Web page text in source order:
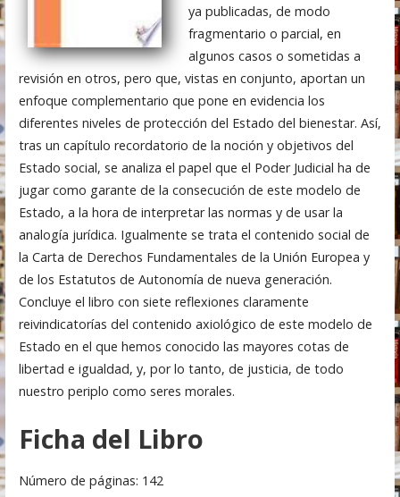
ya publicadas, de modo
fragmentario o parcial, en
algunos casos o sometidas a
revisión en otros, pero que, vistas en conjunto, aportan un
enfoque complementario que pone en evidencia los
diferentes niveles de protección del Estado del bienestar. Así,
tras un capítulo recordatorio de la noción y objetivos del
Estado social, se analiza el papel que el Poder Judicial ha de
jugar como garante de la consecución de este modelo de
Estado, a la hora de interpretar las normas y de usar la
analogía jurídica. Igualmente se trata el contenido social de
la Carta de Derechos Fundamentales de la Unión Europea y
de los Estatutos de Autonomía de nueva generación.
Concluye el libro con siete reflexiones claramente
reivindicatorías del contenido axiológico de este modelo de
Estado en el que hemos conocido las mayores cotas de
libertad e igualdad, y, por lo tanto, de justicia, de todo
nuestro periplo como seres morales.
Ficha del Libro
Número de páginas: 142